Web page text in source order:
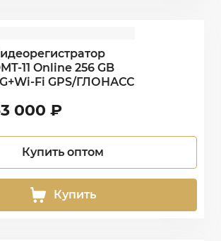
11 Online 256 GB
Fi GPS/ГЛОНАСС
000 ₽
Купить оптом
Купить